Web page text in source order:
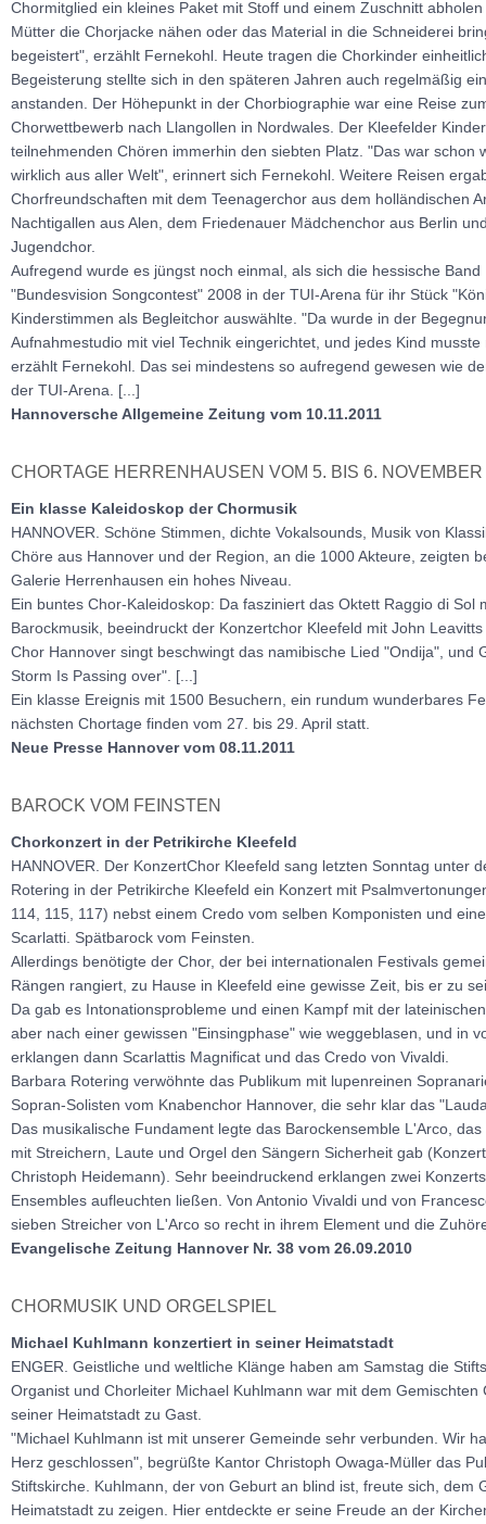
Chormitglied ein kleines Paket mit Stoff und einem Zuschnitt
Mütter die Chorjacke nähen oder das Material in die Schneiderei
begeistert", erzählt Fernekohl. Heute tragen die Chorkinder
Begeisterung stellte sich in den späteren Jahren auch regelmäßig
anstanden. Der Höhepunkt in der Chorbiographie war eine Reise
Chorwettbewerb nach Llangollen in Nordwales. Der Kleefelder
teilnehmenden Chören immerhin den siebten Platz. "Das war schon
wirklich aus aller Welt", erinnert sich Fernekohl. Weitere Reisen
Chorfreundschaften mit dem Teenagerchor aus dem holländischen
Nachtigallen aus Alen, dem Friedenauer Mädchenchor aus Berlin
Jugendchor.
Aufregend wurde es jüngst noch einmal, als sich die hessische
"Bundesvision Songcontest" 2008 in der TUI-Arena für ihr Stück
Kinderstimmen als Begleitchor auswählte. "Da wurde in der
Aufnahmestudio mit viel Technik eingerichtet, und jedes Kind
erzählt Fernekohl. Das sei mindestens so aufregend gewesen wie
der TUI-Arena. [...]
Hannoversche Allgemeine Zeitung vom 10.11.2011
CHORTAGE HERRENHAUSEN VOM 5. BIS 6. NOVEMBER
Ein klasse Kaleidoskop der Chormusik
HANNOVER. Schöne Stimmen, dichte Vokalsounds, Musik von
Chöre aus Hannover und der Region, an die 1000 Akteure, zeigten
Galerie Herrenhausen ein hohes Niveau.
Ein buntes Chor-Kaleidoskop: Da fasziniert das Oktett Raggio di Sol
Barockmusik, beeindruckt der Konzertchor Kleefeld mit John
Chor Hannover singt beschwingt das namibische Lied "Ondija", und
Storm Is Passing over". [...]
Ein klasse Ereignis mit 1500 Besuchern, ein rundum wunderbares
nächsten Chortage finden vom 27. bis 29. April statt.
Neue Presse Hannover vom 08.11.2011
BAROCK VOM FEINSTEN
Chorkonzert in der Petrikirche Kleefeld
HANNOVER. Der KonzertChor Kleefeld sang letzten Sonntag unter
Rotering in der Petrikirche Kleefeld ein Konzert mit
114, 115, 117) nebst einem Credo vom selben Komponisten und
Scarlatti. Spätbarock vom Feinsten.
Allerdings benötigte der Chor, der bei internationalen Festivals
Rängen rangiert, zu Hause in Kleefeld eine gewisse Zeit, bis er zu
Da gab es Intonationsprobleme und einen Kampf mit der
aber nach einer gewissen "Einsingphase" wie weggeblasen, und in
erklangen dann Scarlattis Magnificat und das Credo von Vivaldi.
Barbara Rotering verwöhnte das Publikum mit lupenreinen
Sopran-Solisten vom Knabenchor Hannover, die sehr klar das
Das musikalische Fundament legte das Barockensemble L'Arco,
mit Streichern, Laute und Orgel den Sängern Sicherheit gab
Christoph Heidemann). Sehr beeindruckend erklangen zwei
Ensembles aufleuchten ließen. Von Antonio Vivaldi und von
sieben Streicher von L'Arco so recht in ihrem Element und die
Evangelische Zeitung Hannover Nr. 38 vom 26.09.2010
CHORMUSIK UND ORGELSPIEL
Michael Kuhlmann konzertiert in seiner Heimatstadt
ENGER. Geistliche und weltliche Klänge haben am Samstag die
Organist und Chorleiter Michael Kuhlmann war mit dem Gemischten
seiner Heimatstadt zu Gast.
"Michael Kuhlmann ist mit unserer Gemeinde sehr verbunden. Wir
Herz geschlossen", begrüßte Kantor Christoph Owaga-Müller das
Stiftskirche. Kuhlmann, der von Geburt an blind ist, freute sich, dem
Heimatstadt zu zeigen. Hier entdeckte er seine Freude an der